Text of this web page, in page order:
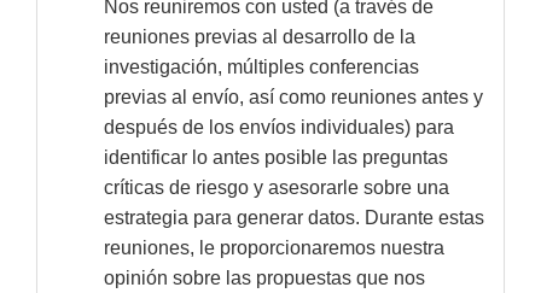
Nos reuniremos con usted (a través de
reuniones previas al desarrollo de la
investigación, múltiples conferencias
previas al envío, así como reuniones antes y
después de los envíos individuales) para
identificar lo antes posible las preguntas
críticas de riesgo y asesorarle sobre una
estrategia para generar datos. Durante estas
reuniones, le proporcionaremos nuestra
opinión sobre las propuestas que nos